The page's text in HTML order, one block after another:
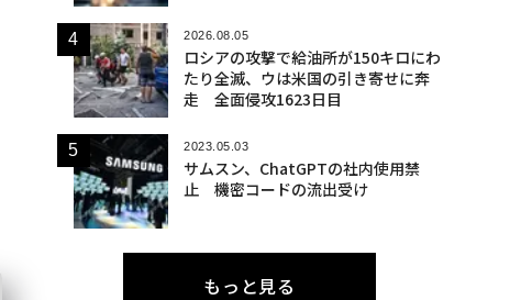
2026.08.05
ロシアの攻撃で給油所が150キロにわ
たり全滅、ウは米国の引き寄せに奔
走 全面侵攻1623日目
2023.05.03
サムスン、ChatGPTの社内使用禁
止 機密コードの流出受け
もっと見る